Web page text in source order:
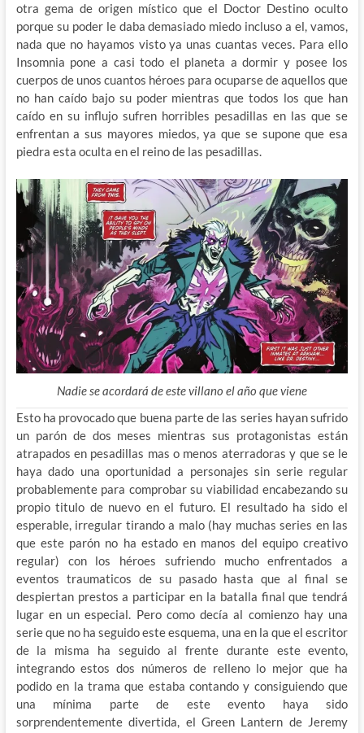
otra gema de origen místico que el Doctor Destino oculto
porque su poder le daba demasiado miedo incluso a el, vamos,
nada que no hayamos visto ya unas cuantas veces. Para ello
Insomnia pone a casi todo el planeta a dormir y posee los
cuerpos de unos cuantos héroes para ocuparse de aquellos que
no han caído bajo su poder mientras que todos los que han
caído en su influjo sufren horribles pesadillas en las que se
enfrentan a sus mayores miedos, ya que se supone que esa
piedra esta oculta en el reino de las pesadillas.
Nadie se acordará de este villano el año que viene
Esto ha provocado que buena parte de las series hayan sufrido
un parón de dos meses mientras sus protagonistas están
atrapados en pesadillas mas o menos aterradoras y que se le
haya dado una oportunidad a personajes sin serie regular
probablemente para comprobar su viabilidad encabezando su
propio titulo de nuevo en el futuro. El resultado ha sido el
esperable, irregular tirando a malo (hay muchas series en las
que este parón no ha estado en manos del equipo creativo
regular) con los héroes sufriendo mucho enfrentados a
eventos traumaticos de su pasado hasta que al final se
despiertan prestos a participar en la batalla final que tendrá
lugar en un especial. Pero como decía al comienzo hay una
serie que no ha seguido este esquema, una en la que el escritor
de la misma ha seguido al frente durante este evento,
integrando estos dos números de relleno lo mejor que ha
podido en la trama que estaba contando y consiguiendo que
una mínima parte de este evento haya sido
sorprendentemente divertida, el Green Lantern de Jeremy